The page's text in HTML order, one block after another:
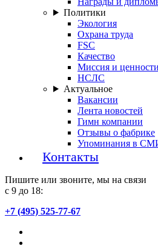
Политики
Экология
Охрана труда
FSC
Качество
Миссия и ценности
НСЛС
Актуальное
Вакансии
Лента новостей
Гимн компании
Отзывы о фабрике
Упоминания в
Контакты
Пишите или звоните, мы на связи
с 9 до 18:
+7 (495) 525-77-67